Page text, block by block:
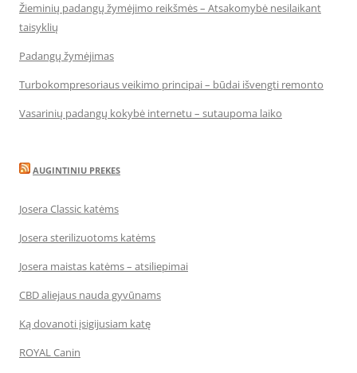
Žieminių padangų žymėjimo reikšmės – Atsakomybė nesilaikant
taisyklių
Padangų žymėjimas
Turbokompresoriaus veikimo principai – būdai išvengti remonto
Vasarinių padangų kokybė internetu – sutaupoma laiko
AUGINTINIU PREKES
Josera Classic katėms
Josera sterilizuotoms katėms
Josera maistas katėms – atsiliepimai
CBD aliejaus nauda gyvūnams
Ką dovanoti įsigijusiam katę
ROYAL Canin